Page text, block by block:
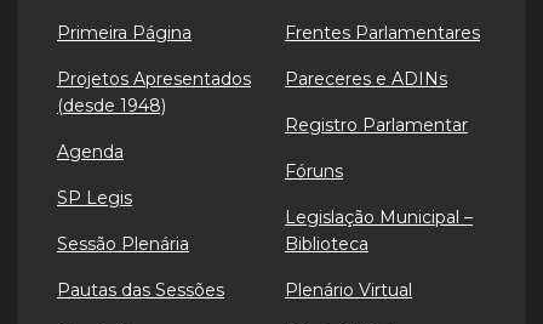
Primeira Página
Projetos Apresentados
(desde 1948)
Agenda
SP Legis
Sessão Plenária
Pautas das Sessões
Frentes Parlamentares
Pareceres e ADINs
Registro Parlamentar
Fóruns
Legislação Municipal –
Biblioteca
Plenário Virtual